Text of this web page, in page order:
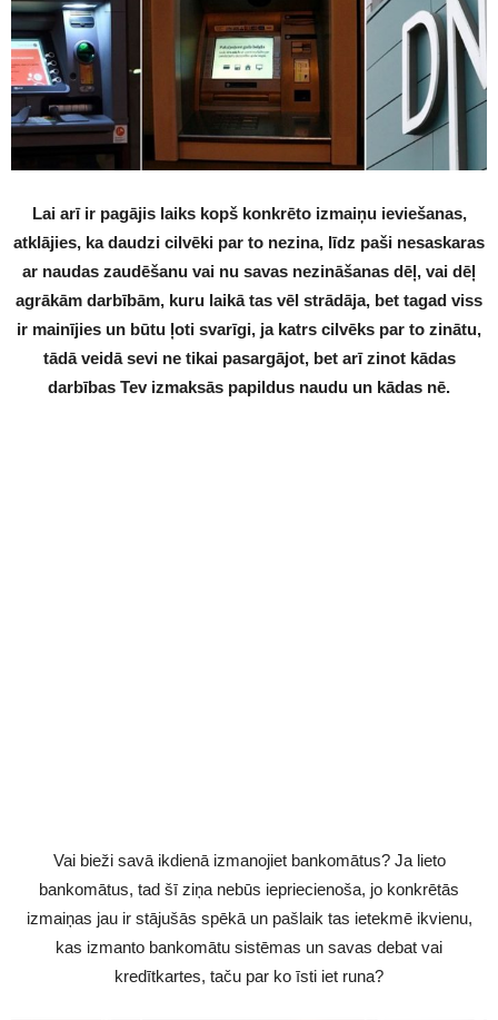
Lai arī ir pagājis laiks kopš konkrēto izmaiņu ieviešanas,
atklājies, ka daudzi cilvēki par to nezina, līdz paši nesaskaras
ar naudas zaudēšanu vai nu savas nezināšanas dēļ, vai dēļ
agrākām darbībām, kuru laikā tas vēl strādāja, bet tagad viss
ir mainījies un būtu ļoti svarīgi, ja katrs cilvēks par to zinātu,
tādā veidā sevi ne tikai pasargājot, bet arī zinot kādas
darbības Tev izmaksās papildus naudu un kādas nē.
Vai bieži savā ikdienā izmanojiet bankomātus? Ja lieto
bankomātus, tad šī ziņa nebūs iepriecienoša, jo konkrētās
izmaiņas jau ir stājušās spēkā un pašlaik tas ietekmē ikvienu,
kas izmanto bankomātu sistēmas un savas debat vai
kredītkartes, taču par ko īsti iet runa?